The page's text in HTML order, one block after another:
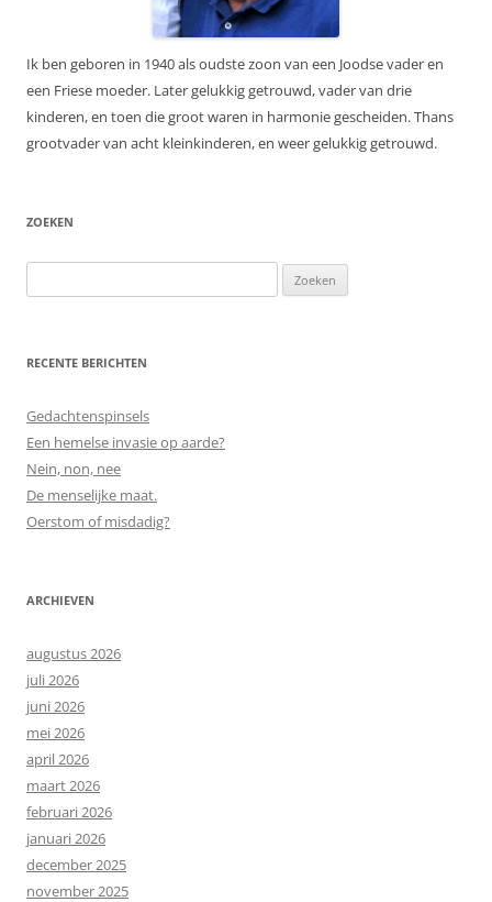
Ik ben geboren in 1940 als oudste zoon van een Joodse vader en
een Friese moeder. Later gelukkig getrouwd, vader van drie
kinderen, en toen die groot waren in harmonie gescheiden. Thans
grootvader van acht kleinkinderen, en weer gelukkig getrouwd.
ZOEKEN
naar:
RECENTE BERICHTEN
Gedachtenspinsels
Een hemelse invasie op aarde?
Nein, non, nee
De menselijke maat.
Oerstom of misdadig?
ARCHIEVEN
augustus 2026
juli 2026
juni 2026
mei 2026
april 2026
maart 2026
februari 2026
januari 2026
december 2025
november 2025